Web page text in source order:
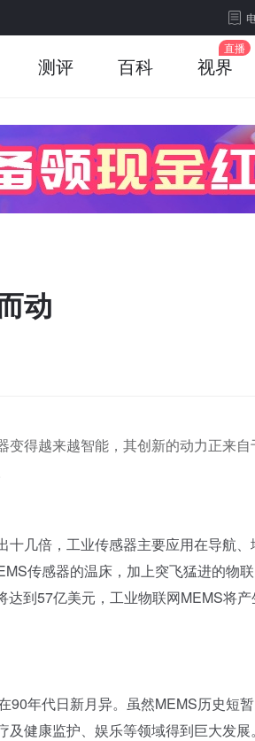
测评 百科 视界
动
得越来越智能，其创新的动力正来自
几倍，工业传感器主要应用在导航、
传感器的温床，加上突飞猛进的物联
到57亿美元，工业物联网MEMS将产
年代日新月异。虽然MEMS历史短
健康监护、娱乐等领域得到巨大发展。